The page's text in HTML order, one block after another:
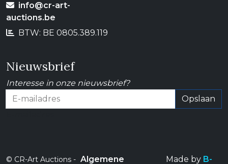
info@cr-art-
auctions.be
BTW: BE 0805.389.119
Nieuwsbrief
Interesse in onze nieuwsbrief?
Opslaan
© CR-Art Auctions - Algemene Made by B-